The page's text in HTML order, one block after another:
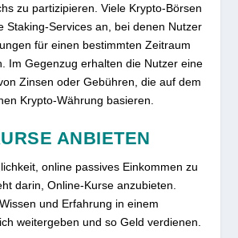
zu partizipieren. Viele Krypto-Börsen
Staking-Services an, bei denen Nutzer
für einen bestimmten Zeitraum
Im Gegenzug erhalten die Nutzer eine
Zinsen oder Gebühren, die auf dem
Krypto-Währung basieren.
ANBIETEN
online passives Einkommen zu
darin, Online-Kurse anzubieten.
und Erfahrung in einem
weitergeben und so Geld verdienen.